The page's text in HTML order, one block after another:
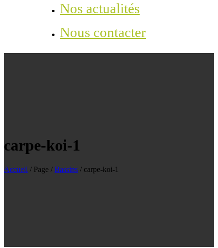
Nos actualités
Nous contacter
carpe-koi-1
Accueil / Page / Bassins / carpe-koi-1